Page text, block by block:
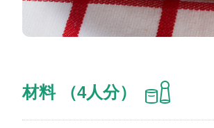
材料 （4人分）